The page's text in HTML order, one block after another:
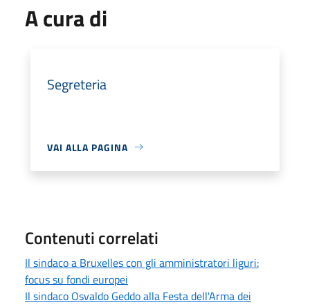
A cura di
Segreteria
VAI ALLA PAGINA
Contenuti correlati
Il sindaco a Bruxelles con gli amministratori liguri:
focus su fondi europei
Il sindaco Osvaldo Geddo alla Festa dell'Arma dei